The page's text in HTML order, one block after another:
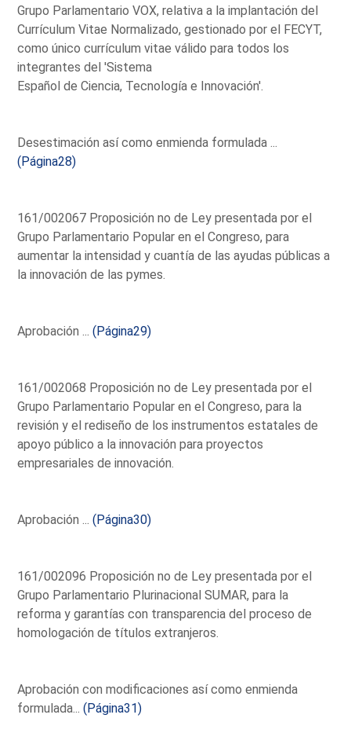
Grupo Parlamentario VOX, relativa a la implantación del
Currículum Vitae Normalizado, gestionado por el FECYT,
como único currículum vitae válido para todos los
integrantes del 'Sistema
Español de Ciencia, Tecnología e Innovación'.
Desestimación así como enmienda formulada ...
(Página28)
161/002067 Proposición no de Ley presentada por el
Grupo Parlamentario Popular en el Congreso, para
aumentar la intensidad y cuantía de las ayudas públicas a
la innovación de las pymes.
Aprobación ...(Página29)
161/002068 Proposición no de Ley presentada por el
Grupo Parlamentario Popular en el Congreso, para la
revisión y el rediseño de los instrumentos estatales de
apoyo público a la innovación para proyectos
empresariales de innovación.
Aprobación ...(Página30)
161/002096 Proposición no de Ley presentada por el
Grupo Parlamentario Plurinacional SUMAR, para la
reforma y garantías con transparencia del proceso de
homologación de títulos extranjeros.
Aprobación con modificaciones así como enmienda
formulada...(Página31)